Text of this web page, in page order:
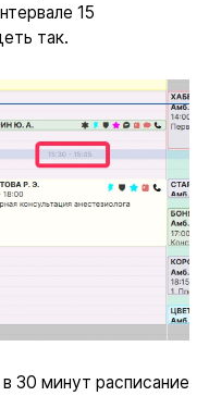
15
так.
30 минут расписание